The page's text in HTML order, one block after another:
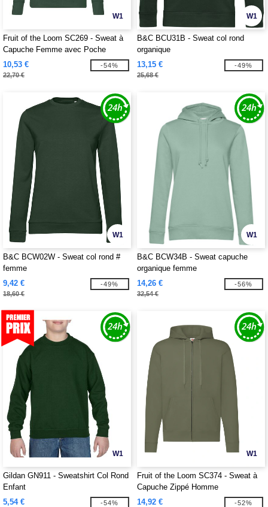
W1
Fruit of the Loom SC269 - Sweat à
Capuche Femme avec Poche
Kangourou
10,53 €
22,70 €
-54%
W1
B&C BCU31B - Sweat col rond
organique
13,15 €
25,68 €
-49%
W1
B&C BCW02W - Sweat col rond #
femme
9,42 €
18,60 €
-49%
W1
B&C BCW34B - Sweat capuche
organique femme
14,26 €
32,54 €
-56%
W1
Gildan GN911 - Sweatshirt Col Rond
Enfant
5,54 €
-54%
W1
Fruit of the Loom SC374 - Sweat à
Capuche Zippé Homme
14,92 €
-52%